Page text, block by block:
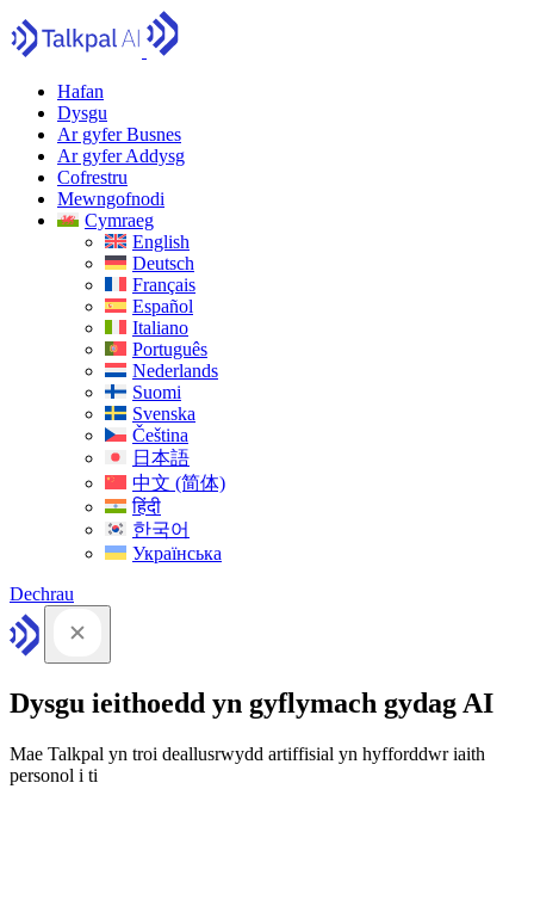
Hafan
Dysgu
Ar gyfer Busnes
Ar gyfer Addysg
Cofrestru
Mewngofnodi
Cymraeg
English
Deutsch
Français
Español
Italiano
Português
Nederlands
Suomi
Svenska
Čeština
日本語
中文 (简体)
हिंदी
한국어
Українська
Dechrau
Dysgu ieithoedd yn gyflymach gydag AI
Mae Talkpal yn troi deallusrwydd artiffisial yn hyfforddwr iaith
personol i ti